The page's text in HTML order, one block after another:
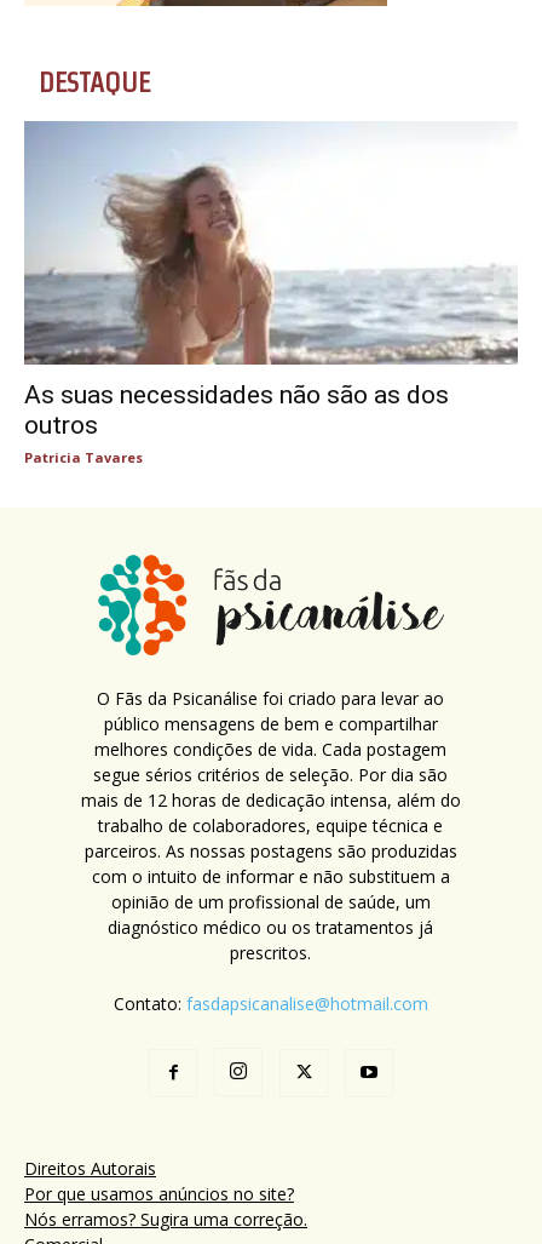
DESTAQUE
As suas necessidades não são as dos
outros
Patricia Tavares
O Fãs da Psicanálise foi criado para levar ao
público mensagens de bem e compartilhar
melhores condições de vida. Cada postagem
segue sérios critérios de seleção. Por dia são
mais de 12 horas de dedicação intensa, além do
trabalho de colaboradores, equipe técnica e
parceiros. As nossas postagens são produzidas
com o intuito de informar e não substituem a
opinião de um profissional de saúde, um
diagnóstico médico ou os tratamentos já
prescritos.
Contato: fasdapsicanalise@hotmail.com
Direitos Autorais
Por que usamos anúncios no site?
Nós erramos? Sugira uma correção.